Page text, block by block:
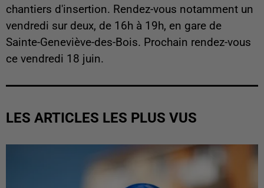
chantiers d'insertion. Rendez-vous notamment un
vendredi sur deux, de 16h à 19h, en gare de
Sainte-Geneviève-des-Bois. Prochain rendez-vous
ce vendredi 18 juin.
LES ARTICLES LES PLUS VUS